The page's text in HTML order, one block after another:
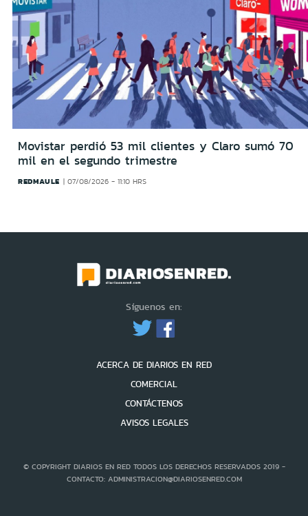
Movistar perdió 53 mil clientes y Claro sumó 70
mil en el segundo trimestre
REDMAULE 07/08/2026 - 11:10 HRS
Síguenos en:
ACERCA DE DIARIOS EN RED
COMERCIAL
CONTÁCTENOS
AVISOS LEGALES
© COPYRIGHT DIARIOS EN RED TODOS LOS DERECHOS RESERVADOS 2019 -
CONTACTO: ADMINISTRACION@DIARIOSENRED.COM